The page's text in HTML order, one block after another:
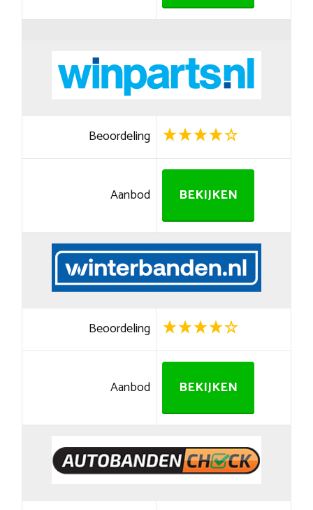
Beoordeling
Aanbod BEKIJKEN
Beoordeling
Aanbod BEKIJKEN